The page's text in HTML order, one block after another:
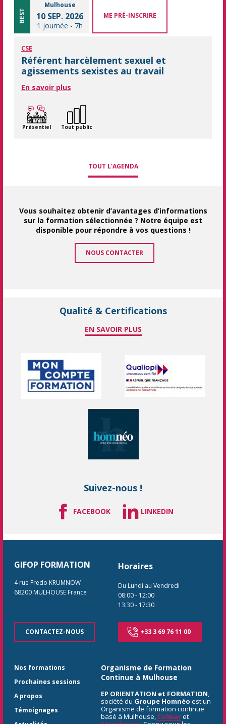
BEST
Mulhouse
10 SEP. 2026
1 journée - 7h
ME PRÉ-INSCRIRE
CSE
Référent harcèlement sexuel et
agissements sexistes au travail
En savoir plus
Présentiel Tout public
TOUT L'AGENDA
Vous souhaitez obtenir d’avantages d’informations
sur la formation sélectionnée ? Notre équipe est
disponible pour répondre à vos questions !
NOUS CONTACTER
Qualité & Certifications
EN SAVOIR PLUS
Suivez-nous !
FACEBOOK LINKEDIN
GIFOP FORMATION
4 rue Fredo KRUMNOW
68200 MULHOUSE France
CONTACTEZ-NOUS
Horaires
Du Lundi au Vendredi
08:00- 12:00
13:30- 17:30
+33 3 69 76 11 00
Nos formations
Prochaines sessions
A propos
Témoignages
Organisme de Formation
Continue à Mulhouse
EP ORIENTATION et FORMATION,
société du Groupe Homnéo est un
Organisme de formation continue
basé à Mulhouse, Colmaret